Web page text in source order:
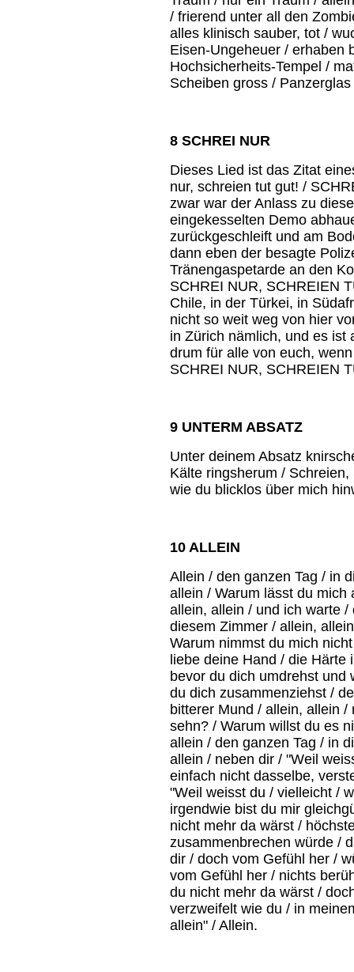
/ frierend unter all den
alles klinisch sauber, tot /
Eisen-Ungeheuer / erhaben
Hochsicherheits-Tempel /
Scheiben gross /
8 SCHREI NUR
Dieses Lied ist das Zitat
nur, schreien tut gut! /
zwar war der Anlass zu
eingekesselten Demo
zurückgeschleift und am
dann eben der besagte
Tränengaspetarde an den
SCHREI NUR, SCHREIEN
Chile, in der Türkei, in
nicht so weit weg von hier
in Zürich nämlich, und es ist
drum für alle von euch,
SCHREI NUR, SCHREIEN
9 UNTERM ABSATZ
Unter deinem Absatz
Kälte ringsherum /
wie du blicklos über mich
10 ALLEIN
Allein / den ganzen Tag / in
allein / Warum lässt du
allein, allein / und ich warte
diesem Zimmer / allein,
Warum nimmst du mich
liebe deine Hand / die
bevor du dich umdrehst und
du dich zusammenziehst /
bitterer Mund / allein, allein
sehn? / Warum willst du es
allein / den ganzen Tag / in
allein / neben dir / "Weil
einfach nicht dasselbe,
"Weil weisst du / vielleicht /
irgendwie bist du mir
nicht mehr da wärst /
zusammenbrechen würde /
dir / doch vom Gefühl her /
vom Gefühl her / nichts
du nicht mehr da wärst /
verzweifelt wie du / in
allein" / Allein.